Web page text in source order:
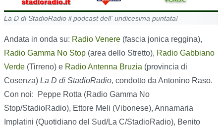
La D di StadioRadio il podcast dell' undicesima puntata!
Andata in onda su: Radio Venere (fascia jonica reggina),
Radio Gamma No Stop (area dello Stretto), Radio Gabbiano
Verde (Tirreno) e Radio Antenna Bruzia (provincia di
Cosenza) La D di StadioRadio, condotto da Antonino Raso.
Con noi: Peppe Rotta (Radio Gamma No
Stop/StadioRadio), Ettore Meli (Vibonese), Annamaria
Implatini (Quotidiano del Sud/La C/StadioRadio), Benito